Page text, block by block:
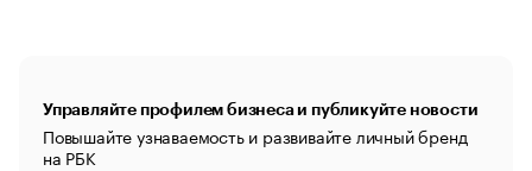
Управляйте профилем бизнеса и публикуйте новости
Повышайте узнаваемость и развивайте личный бренд
на РБК